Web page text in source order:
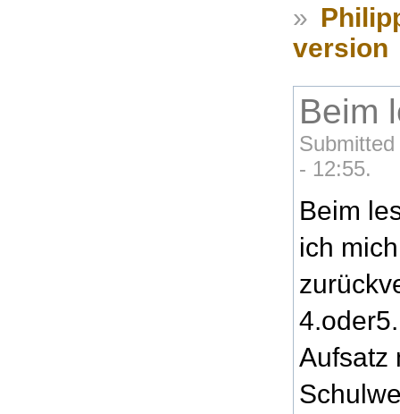
»
version
Beim
- 12:55.
Beim
ich
Aufsatz